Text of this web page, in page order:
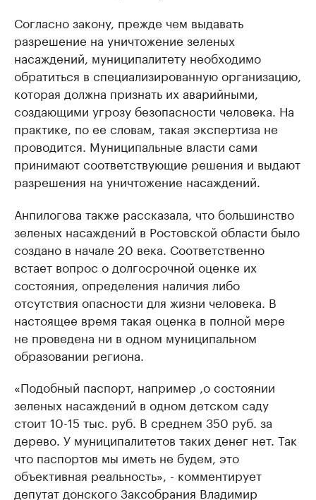
Согласно закону, прежде чем выдавать
разрешение на уничтожение зеленых
насаждений, муниципалитету необходимо
обратиться в специализированную организацию,
которая должна признать их аварийными,
создающими угрозу безопасности человека. На
практике, по ее словам, такая экспертиза не
проводится. Муниципальные власти сами
принимают соответствующие решения и выдают
разрешения на уничтожение насаждений.
Анпилогова также рассказала, что большинство
зеленых насаждений в Ростовской области было
создано в начале 20 века. Соответственно
встает вопрос о долгосрочной оценке их
состояния, определения наличия либо
отсутствия опасности для жизни человека. В
настоящее время такая оценка в полной мере
не проведена ни в одном муниципальном
образовании региона.
«Подобный паспорт, например ,о состоянии
зеленых насаждений в одном детском саду
стоит 10-15 тыс. руб. В среднем 350 руб. за
дерево. У муниципалитетов таких денег нет. Так
что паспортов мы иметь не будем, это
объективная реальность», - комментирует
депутат донского Заксобрания Владимир